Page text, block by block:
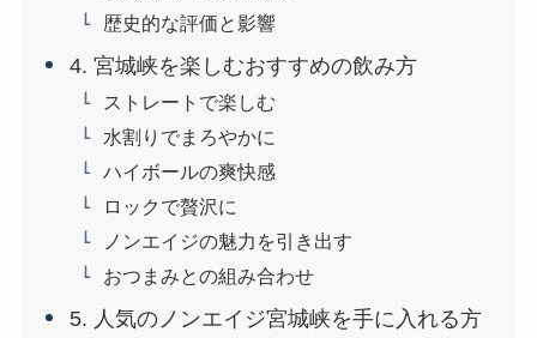
歴史的な評価と影響
4. 宮城峡を楽しむおすすめの飲み方
ストレートで楽しむ
水割りでまろやかに
ハイボールの爽快感
ロックで贅沢に
ノンエイジの魅力を引き出す
おつまみとの組み合わせ
5. 人気のノンエイジ宮城峡を手に入れる方